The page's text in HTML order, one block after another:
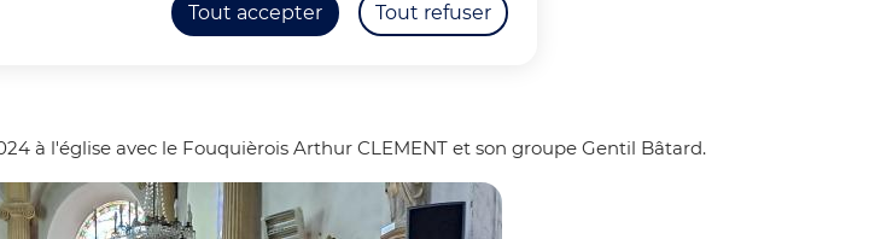
Tout accepter Tout refuser
à l'église avec le Fouquièrois Arthur CLEMENT et son groupe Gentil Bâtard.
Zoom on image